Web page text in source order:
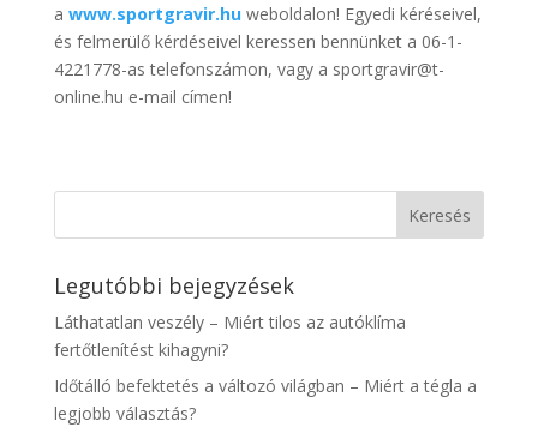
a www.sportgravir.huweboldalon! Egyedi kéréseivel,
és felmerülő kérdéseivel keressen bennünket a 06-1-
4221778-as telefonszámon, vagy a sportgravir@t-
online.hu e-mail címen!
Legutóbbi bejegyzések
Láthatatlan veszély – Miért tilos az autóklíma
fertőtlenítést kihagyni?
Időtálló befektetés a változó világban – Miért a tégla a
legjobb választás?